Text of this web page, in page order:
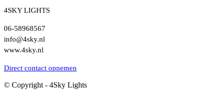
4SKY LIGHTS
06-58968567
info@4sky.nl
www.4sky.nl
Direct contact opnemen
© Copyright - 4Sky Lights